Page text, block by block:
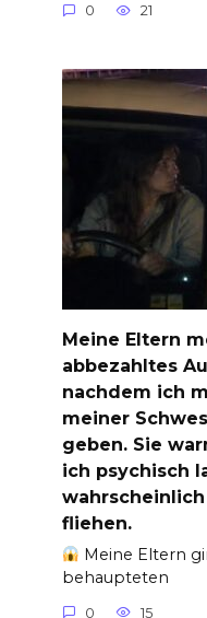
0 21
Meine Eltern
abbezahltes
nachdem ich
meiner
geben. Sie
ich psychisch
fliehen.
Meine Eltern
behaupteten
0 15